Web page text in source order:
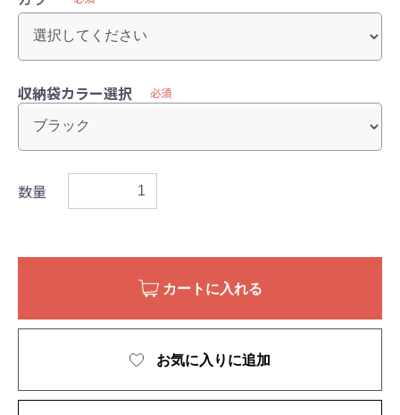
収納袋カラー選択 必須
数量
カートに入れる
お気に入りに追加